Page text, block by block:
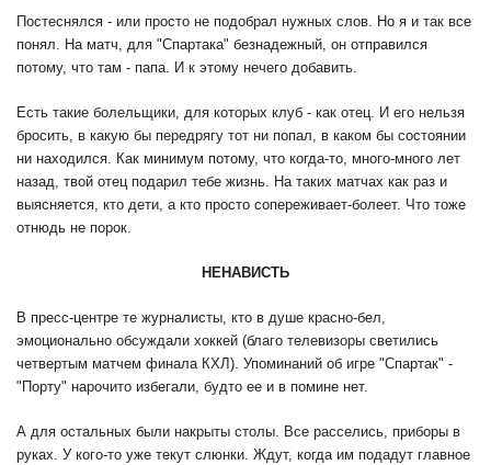
Постеснялся - или просто не подобрал нужных слов. Но я и так все
понял. На матч, для "Спартака" безнадежный, он отправился
потому, что там - папа. И к этому нечего добавить.
Есть такие болельщики, для которых клуб - как отец. И его нельзя
бросить, в какую бы передрягу тот ни попал, в каком бы состоянии
ни находился. Как минимум потому, что когда-то, много-много лет
назад, твой отец подарил тебе жизнь. На таких матчах как раз и
выясняется, кто дети, а кто просто сопереживает-болеет. Что тоже
отнюдь не порок.
НЕНАВИСТЬ
В пресс-центре те журналисты, кто в душе красно-бел,
эмоционально обсуждали хоккей (благо телевизоры светились
четвертым матчем финала КХЛ). Упоминаний об игре "Спартак" -
"Порту" нарочито избегали, будто ее и в помине нет.
А для остальных были накрыты столы. Все расселись, приборы в
руках. У кого-то уже текут слюнки. Ждут, когда им подадут главное